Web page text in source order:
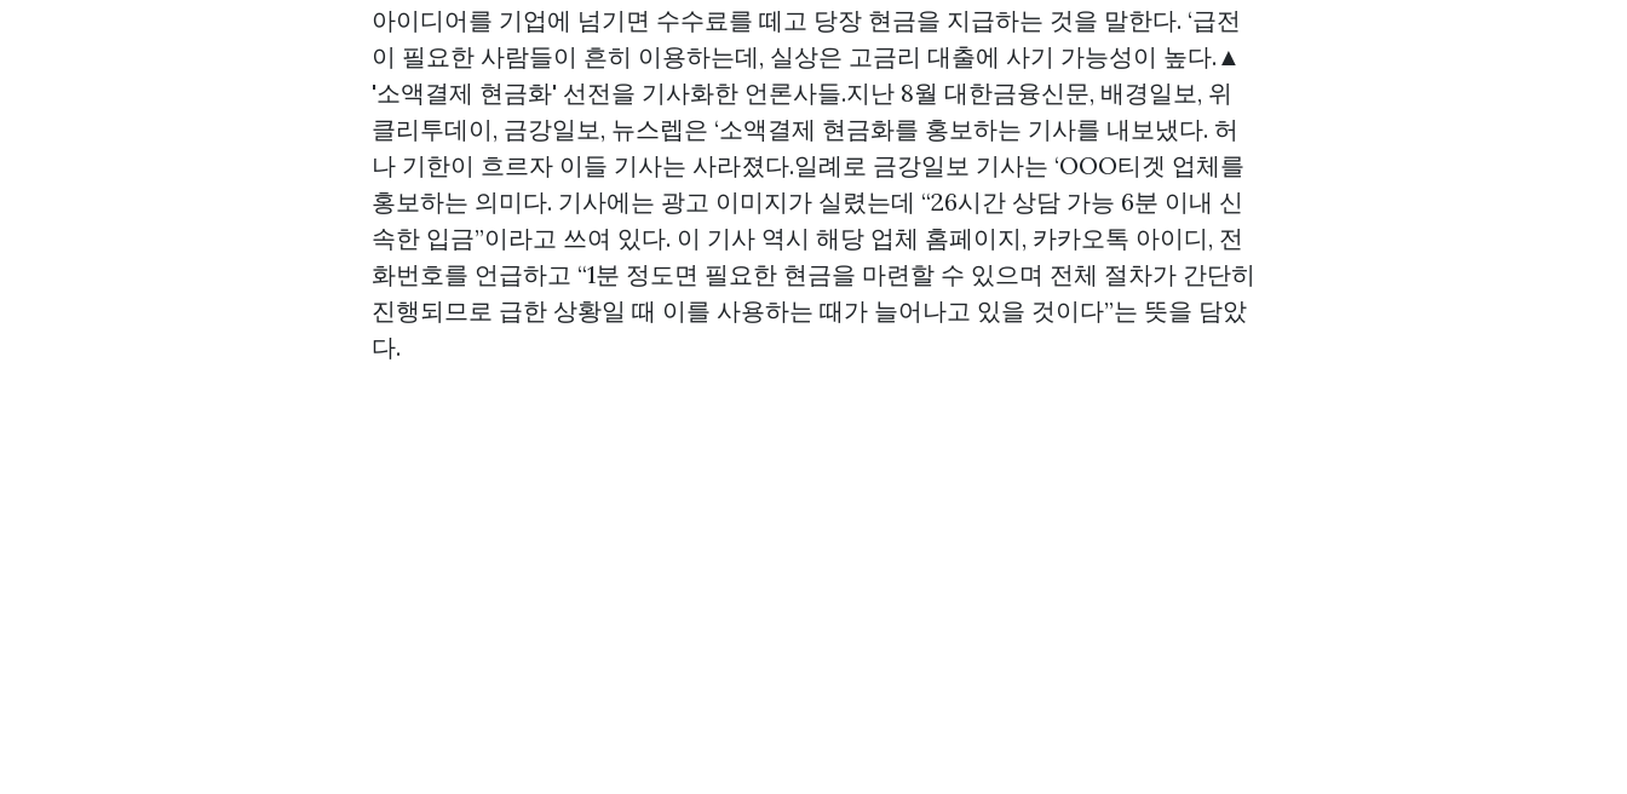
아이디어를 기업에 넘기면 수수료를 떼고 당장 현금을 지급하는 것을 말한다. ‘급전
이 필요한 사람들이 흔히 이용하는데, 실상은 고금리 대출에 사기 가능성이 높다.▲
'소액결제 현금화' 선전을 기사화한 언론사들.지난 8월 대한금융신문, 배경일보, 위
클리투데이, 금강일보, 뉴스렙은 ‘소액결제 현금화를 홍보하는 기사를 내보냈다. 허
나 기한이 흐르자 이들 기사는 사라졌다.일례로 금강일보 기사는 ‘OOO티겟 업체를
홍보하는 의미다. 기사에는 광고 이미지가 실렸는데 “26시간 상담 가능 6분 이내 신
속한 입금”이라고 쓰여 있다. 이 기사 역시 해당 업체 홈페이지, 카카오톡 아이디, 전
화번호를 언급하고 “1분 정도면 필요한 현금을 마련할 수 있으며 전체 절차가 간단히
진행되므로 급한 상황일 때 이를 사용하는 때가 늘어나고 있을 것이다”는 뜻을 담았
다.